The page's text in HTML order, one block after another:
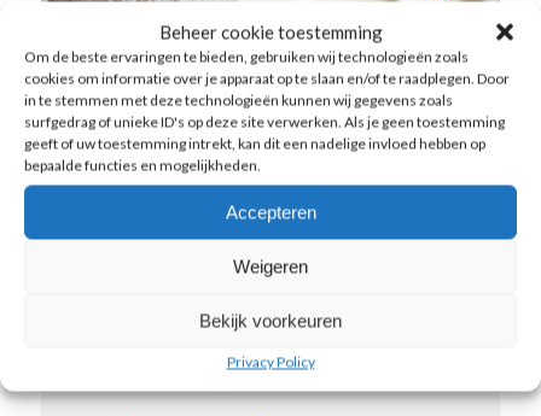
Beheer cookie toestemming
Om de beste ervaringen te bieden, gebruiken wij technologieën zoals
cookies om informatie over je apparaat op te slaan en/of te raadplegen. Door
in te stemmen met deze technologieën kunnen wij gegevens zoals
surfgedrag of unieke ID's op deze site verwerken. Als je geen toestemming
geeft of uw toestemming intrekt, kan dit een nadelige invloed hebben op
bepaalde functies en mogelijkheden.
Accepteren
Weigeren
Bekijk voorkeuren
Privacy Policy